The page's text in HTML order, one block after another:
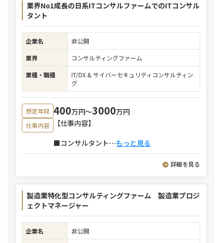
業界No1成長の日系ITコンサルファームでのITコンサル
タント
企業名
非公開
業界
コンサルティングファーム
業種・職種
IT/DX & サイバーセキュリティコンサルティン
グ
想定年収 400万円〜3000万円
仕事内容
【仕事内容】
■コンサルタント⋯もっと見る
詳細を見る
製造業特化型コンサルティングファーム 製造業プロジ
ェクトマネージャー
企業名
非公開